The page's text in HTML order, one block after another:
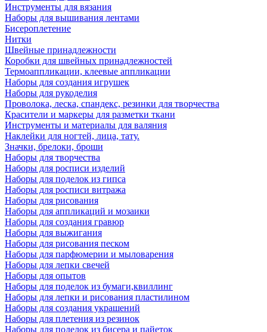
Инструменты для вязания
Наборы для вышивания лентами
Бисероплетение
Нитки
Швейные принадлежности
Коробки для швейных принадлежностей
Термоаппликации, клеевые аппликации
Наборы для создания игрушек
Наборы для рукоделия
Проволока, леска, спандекс, резинки для творчества
Красители и маркеры для разметки ткани
Инструменты и материалы для валяния
Наклейки для ногтей, лица, тату.
Значки, брелоки, броши
Наборы для творчества
Наборы для росписи изделий
Наборы для поделок из гипса
Наборы для росписи витража
Наборы для рисования
Наборы для аппликаций и мозаики
Наборы для создания гравюр
Наборы для выжигания
Наборы для рисования песком
Наборы для парфюмерии и мыловарения
Наборы для лепки свечей
Наборы для опытов
Наборы для поделок из бумаги,квиллинг
Наборы для лепки и рисования пластилином
Наборы для создания украшений
Наборы для плетения из резинок
Наборы для поделок из бисера и пайеток